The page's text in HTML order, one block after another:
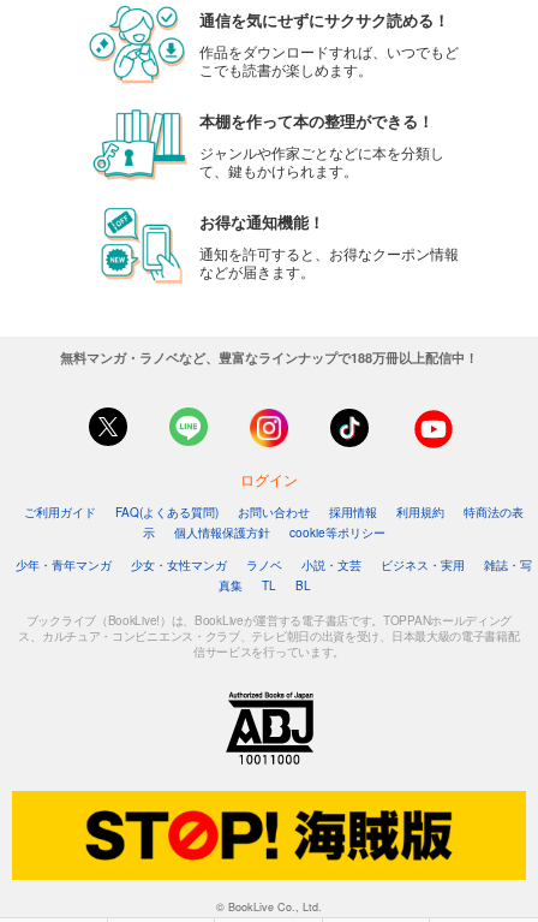
通信を気にせずにサクサク読める！
作品をダウンロードすれば、いつでもど
こでも読書が楽しめます。
本棚を作って本の整理ができる！
ジャンルや作家ごとなどに本を分類し
て、鍵もかけられます。
お得な通知機能！
通知を許可すると、お得なクーポン情報
などが届きます。
無料マンガ・ラノベなど、豊富なラインナップで188万冊以上配信中！
ログイン
ご利用ガイド FAQ(よくある質問) お問い合わせ 採用情報 利用規約
特商法の表
示
個人情報保護方針
cookie等ポリシー
少年・青年マンガ
少女・女性マンガ ラノベ 小説・文芸 ビジネス・実用
雑誌・写
真集
TL BL
ブックライブ（BookLive!）は、BookLiveが運営する電子書店です。TOPPANホールディング
ス、カルチュア・コンビニエンス・クラブ、テレビ朝日の出資を受け、日本最大級の電子書籍配
信サービスを行っています。
© BookLive Co., Ltd.